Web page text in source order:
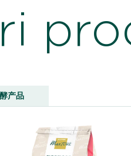
产品